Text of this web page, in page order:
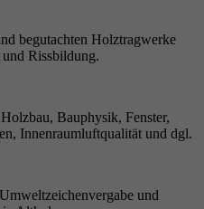
begutachten Holztragwerke
Rissbildung.
Bauphysik, Fenster,
Innenraumluftqualität und dgl.
und